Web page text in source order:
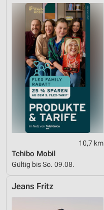
10,7 km
Tchibo Mobil
Gültig bis So. 09.08.
Jeans Fritz